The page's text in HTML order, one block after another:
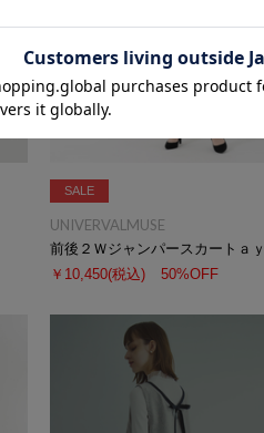
SALE
UNIVERVALMUSE
前後２Ｗジャンパースカートａｙ
￥10,450(税込) 50%OFF